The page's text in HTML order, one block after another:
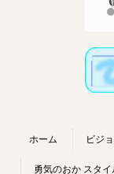
ホーム ビジ
勇気のおか スタイ